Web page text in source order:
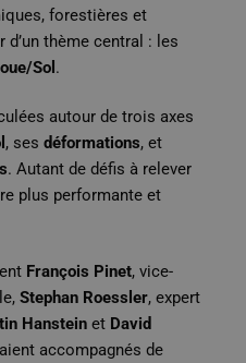
forestières et
thème central : les
Sol .
autour de trois axes
, sesdéformations, et
. Autant de défis à relever
plus performante et
François Pinet, vice-
Stephan Roessler, expert
Hanstein et David
accompagnés de